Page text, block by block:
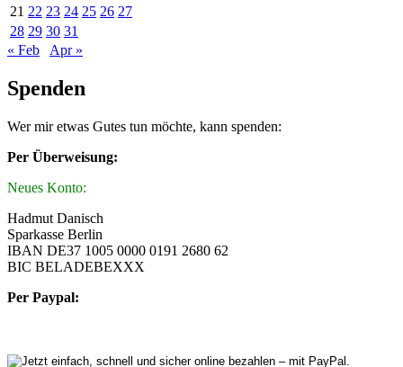
21 22 23 24 25 26 27
28 29 30 31
« Feb
Apr »
Spenden
Wer mir etwas Gutes tun möchte, kann spenden:
Per Überweisung:
Neues Konto:
Hadmut Danisch
Sparkasse Berlin
IBAN DE37 1005 0000 0191 2680 62
BIC BELADEBEXXX
Per Paypal: